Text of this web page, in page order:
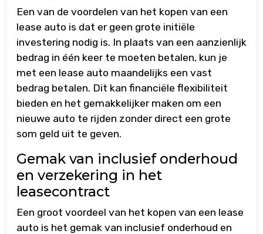
Een van de voordelen van het kopen van een
lease auto is dat er geen grote initiële
investering nodig is. In plaats van een aanzienlijk
bedrag in één keer te moeten betalen, kun je
met een lease auto maandelijks een vast
bedrag betalen. Dit kan financiële flexibiliteit
bieden en het gemakkelijker maken om een
nieuwe auto te rijden zonder direct een grote
som geld uit te geven.
Gemak van inclusief onderhoud
en verzekering in het
leasecontract
Een groot voordeel van het kopen van een lease
auto is het gemak van inclusief onderhoud en